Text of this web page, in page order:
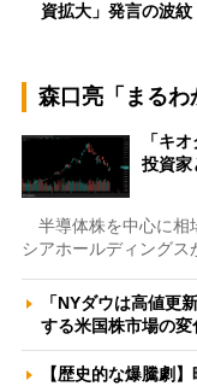
資拡大」発言の波
森口亮「まるわ
「キ
投資
半導体株を中心に相
シアホールディング
「NYダウは高値更
する米国株市場の
【歴史的な爆騰劇